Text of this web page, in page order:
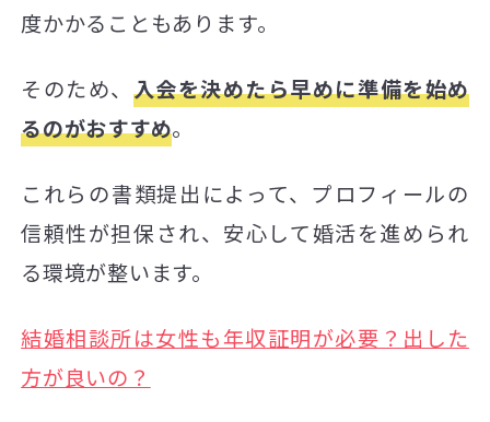
度かかることもあります。
そのため、 入会を決めたら早めに準備を始め
るのがおすすめ。
これらの書類提出によって、プロフィールの
信頼性が担保され、安心して婚活を進められ
る環境が整います。
結婚相談所は女性も年収証明が必要？出した
方が良いの？